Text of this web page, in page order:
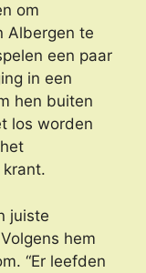
om
Albergen te
een paar
in een
hen buiten
los worden
krant.
juiste
hem
“Er leefden